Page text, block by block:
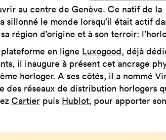
au centre de Genève. Ce natif de la
sillonné le monde lorsqu’il était actif
région d’origine et à son terroir:
en ligne Luxogood, déjà
il inaugure à présent cet ancrage
horloger. A ses côtés, il a nommé
des réseaux de distribution horlogers
Cartier puis Hublot, pour apporter son